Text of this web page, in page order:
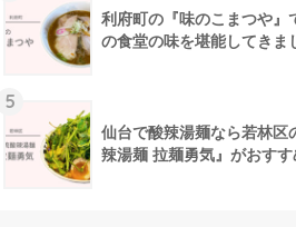
利府町の『味のこまつや』
の食堂の味を堪能してきま
5
仙台で酸辣湯麺なら若林区
辣湯麺 拉麺勇気』がおすす